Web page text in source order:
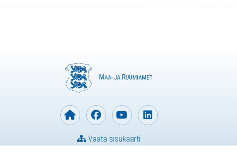
Vaata sisukaarti